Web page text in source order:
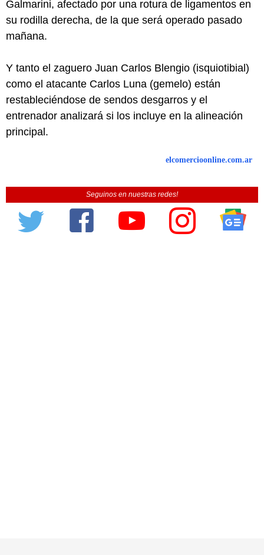
Galmarini, afectado por una rotura de ligamentos en
su rodilla derecha, de la que será operado pasado
mañana.
Y tanto el zaguero Juan Carlos Blengio (isquiotibial)
como el atacante Carlos Luna (gemelo) están
restableciéndose de sendos desgarros y el
entrenador analizará si los incluye en la alineación
principal.
elcomercioonline.com.ar
Seguinos en nuestras redes!